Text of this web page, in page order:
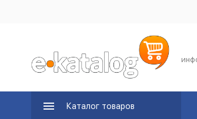
Каталог товаров